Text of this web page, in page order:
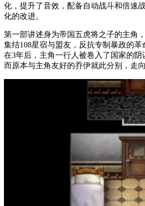
化，提升了音效，配备自动战斗和倍速
化的改进。
第一部讲述身为帝国五虎将之子的主角
集结108星宿与盟友，反抗专制暴政的
在3年后，主角一行人被卷入了国家的阴
而原本与主角友好的乔伊就此分别，走